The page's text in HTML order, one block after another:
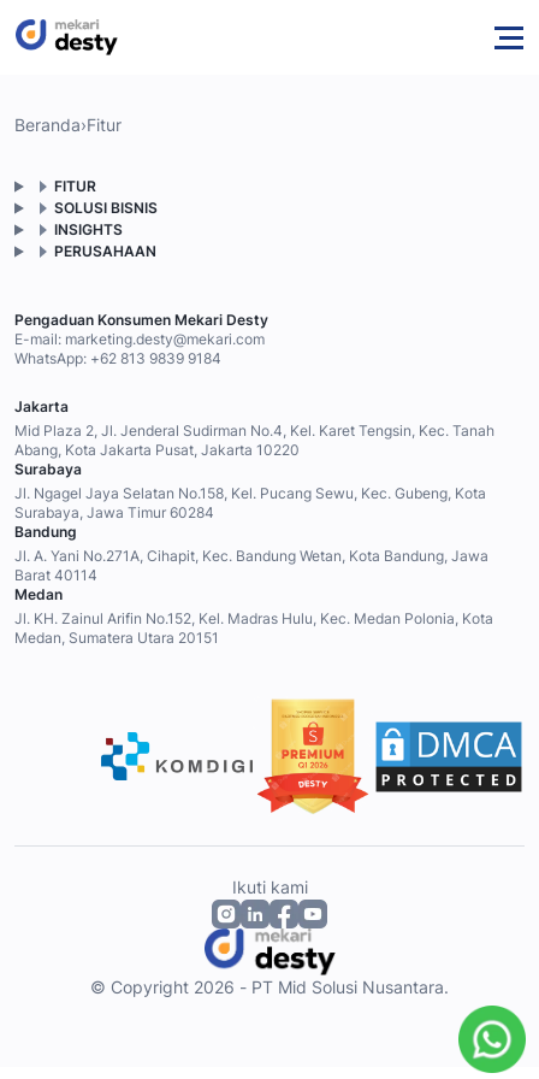
Beranda›Fitur
FITUR
SOLUSI BISNIS
INSIGHTS
PERUSAHAAN
Pengaduan Konsumen Mekari Desty
E-mail: marketing.desty@mekari.com
WhatsApp: +62 813 9839 9184
Jakarta
Mid Plaza 2, Jl. Jenderal Sudirman No.4, Kel. Karet Tengsin, Kec. Tanah
Abang, Kota Jakarta Pusat, Jakarta 10220
Surabaya
Jl. Ngagel Jaya Selatan No.158, Kel. Pucang Sewu, Kec. Gubeng, Kota
Surabaya, Jawa Timur 60284
Bandung
Jl. A. Yani No.271A, Cihapit, Kec. Bandung Wetan, Kota Bandung, Jawa
Barat 40114
Medan
Jl. KH. Zainul Arifin No.152, Kel. Madras Hulu, Kec. Medan Polonia, Kota
Medan, Sumatera Utara 20151
© Copyright 2026 - PT Mid Solusi Nusantara.
Ikuti kami